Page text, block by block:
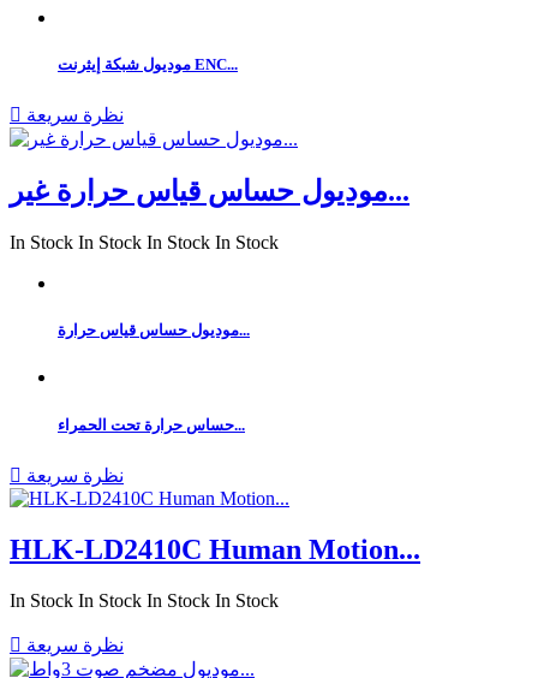
موديول شبكة إيثرنت ENC...
 نظرة سريعة
موديول حساس قياس حرارة غير...
In Stock In Stock In Stock In Stock
موديول حساس قياس حرارة...
حساس حرارة تحت الحمراء...
 نظرة سريعة
HLK-LD2410C Human Motion...
In Stock In Stock In Stock In Stock
 نظرة سريعة